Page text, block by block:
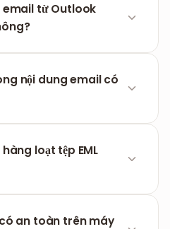
Người nhận, Ngày tháng
email từ Outlook
đều được hệ thống hỗ
nội dung email có
bố cục thị giác ban
loạt tệp EML
bạn.
an toàn trên máy